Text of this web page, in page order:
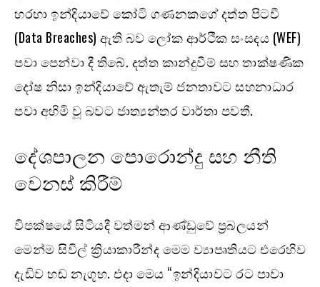
හරහා ඉන්දියාවේ කෝටි ගණනකගේ දත්ත පිටවී
(Data Breaches) ඇති බව ලෝක ආර්ථික සංසදය (WEF)
පවා පෙන්වා දී තිබේ. දත්ත කාන්දුවීම් සහ තාක්ෂණික
දෝෂ නිසා ඉන්දියාවේ ඇතැම් ජනතාවට සහනාධාර
පවා අහිමි වූ බවට ජාත්‍යන්තර වාර්තා පවතී.
දේශපාලන පොරොන්දු සහ නීති
වෙනස් කිරීම්
විපක්ෂයේ සිටියදී වත්මන් ආණ්ඩුවේ ප්‍රබලයන්
මෙන්ම සිවිල් ක්‍රියාකාරීන්ද මෙම ව්‍යාපෘතියට එරෙහිව
දැඩිව හඬ නැගූහ. එදා මෙය “ඉන්දියාවට රට පාවා